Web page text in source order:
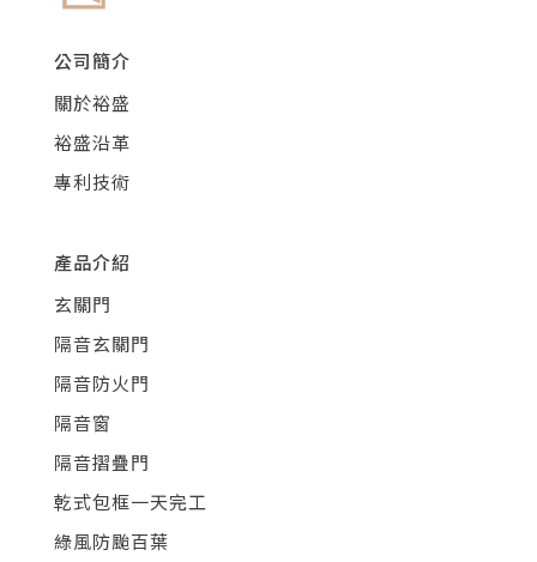
公司簡介
關於裕盛
裕盛沿革
專利技術
產品介紹
玄關門
隔音玄關門
隔音防火門
隔音窗
隔音摺疊門
乾式包框一天完工
綠風防颱百葉